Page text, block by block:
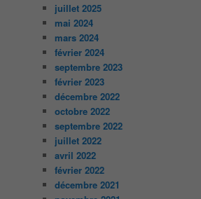
juillet 2025
mai 2024
mars 2024
février 2024
septembre 2023
février 2023
décembre 2022
octobre 2022
septembre 2022
juillet 2022
avril 2022
février 2022
décembre 2021